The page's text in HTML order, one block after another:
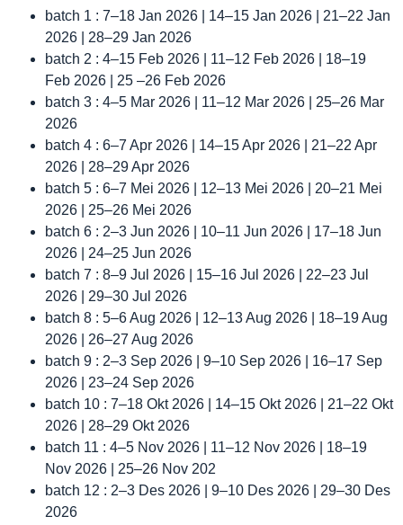
batch 1 : 7–18 Jan 2026 | 14–15 Jan 2026 | 21–22 Jan
2026 | 28–29 Jan 2026
batch 2 : 4–15 Feb 2026 | 11–12 Feb 2026 | 18–19
Feb 2026 | 25 –26 Feb 2026
batch 3 : 4–5 Mar 2026 | 11–12 Mar 2026 | 25–26 Mar
2026
batch 4 : 6–7 Apr 2026 | 14–15 Apr 2026 | 21–22 Apr
2026 | 28–29 Apr 2026
batch 5 : 6–7 Mei 2026 | 12–13 Mei 2026 | 20–21 Mei
2026 | 25–26 Mei 2026
batch 6 : 2–3 Jun 2026 | 10–11 Jun 2026 | 17–18 Jun
2026 | 24–25 Jun 2026
batch 7 : 8–9 Jul 2026 | 15–16 Jul 2026 | 22–23 Jul
2026 | 29–30 Jul 2026
batch 8 : 5–6 Aug 2026 | 12–13 Aug 2026 | 18–19 Aug
2026 | 26–27 Aug 2026
batch 9 : 2–3 Sep 2026 | 9–10 Sep 2026 | 16–17 Sep
2026 | 23–24 Sep 2026
batch 10 : 7–18 Okt 2026 | 14–15 Okt 2026 | 21–22 Okt
2026 | 28–29 Okt 2026
batch 11 : 4–5 Nov 2026 | 11–12 Nov 2026 | 18–19
Nov 2026 | 25–26 Nov 202
batch 12 : 2–3 Des 2026 | 9–10 Des 2026 | 29–30 Des
2026